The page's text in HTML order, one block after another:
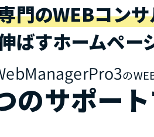
門のWEBコン
ばすホームペー
の
のサポート